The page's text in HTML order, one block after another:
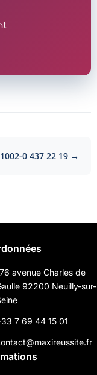
1002-0 437 22 19 →
avenue Charles de
92200 Neuilly-sur-
7 69 44 15 01